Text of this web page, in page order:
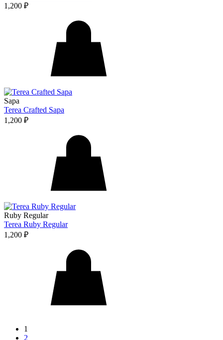
1,200 ₽
Sapa
Terea Crafted Sapa
1,200 ₽
Ruby Regular
Terea Ruby Regular
1,200 ₽
1
2